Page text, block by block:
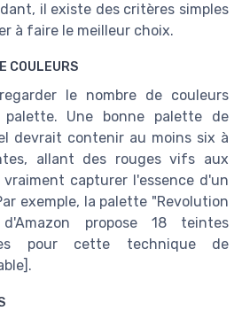
il existe des critères simples
à faire le meilleur choix.
COULEURS
le nombre de couleurs
palette. Une bonne palette de
devrait contenir au moins six à
allant des rouges vifs aux
capturer l'essence d'un
exemple, la palette "Revolution
propose 18 teintes
pour cette technique de